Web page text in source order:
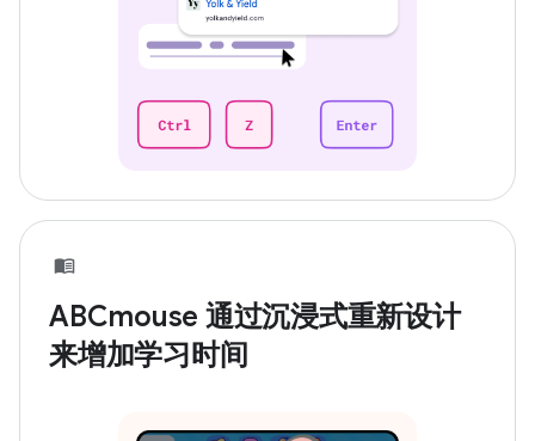
ABCmouse 通过沉浸式重新设计
来增加学习时间